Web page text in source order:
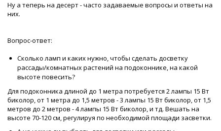
Ну а теперь на десерт - часто задаваемые вопросы и ответы на
них.
Вопрос-ответ:
Сколько ламп и каких нужно, чтобы сделать досветку
рассады/комнатных растений на подоконнике, на какой
высоте повесить?
Для подоконника длиной до 1 метра потребуется 2 лампы 15 Вт
биколор, от 1 метра до 1,5 метров - 3 лампы 15 Вт биколор, от 1,5
метров до 2 метров - 4 лампы 15 Вт биколор, и тд. Вешать на
высоте 70-120 см, регулируя по необходимой площади засветки.